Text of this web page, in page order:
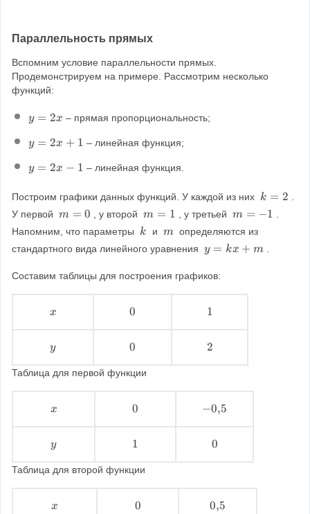
1
,
\
y
=
3
1
\
2
x
2
\
=
+
=
-
1
\
y
2
=
2
\
c
d
t
}
y
(
=
5
in
y
=
1
Параллельность прямых
Вспомним условие параллельности прямых.
Продемонстрируем на примере. Рассмотрим несколько
функций:
y
2
y = 2x – прямая пропорциональность;
y
2
+
1
y = 2x + 1 – линейная функция;
y
2
-
1
y = 2x − 1 – линейная функция.
Построим графики данных функций. У каждой из них k
=
k = 2
У первой m
=
m = 0 , у второй m
=
m = 1 , у третьей m
=
1
m = −1
Напомним, что параметры
k
\
k и m
\
m определяются из
стандартного вида линейного уравнения y
k
+
m
y = kx + m
Составим таблицы для построения графиков:
x
x
0
\
0
1
\
1
y
\
y
0
\
0
2
2
Таблица для первой функции
x
x
0
\
0
−
−0,5
y
\
y
1
\
1
0
0
Таблица для второй функции
x
x
0
0
0
0,5